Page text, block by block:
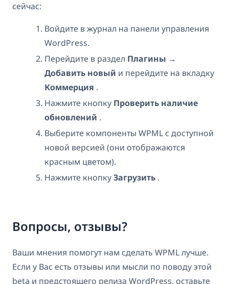
сейчас:
Войдите в журнал на панели управления
WordPress.
Перейдите в раздел Плагины →
Добавить новый и перейдите на вкладку
Коммерция .
Нажмите кнопку Проверить наличие
обновлений .
Выберите компоненты WPML с доступной
новой версией (они отображаются
красным цветом).
Нажмите кнопкуЗагрузить .
Вопросы, отзывы?
Ваши мнения помогут нам сделать WPML лучше.
Если у Вас есть отзывы или мысли по поводу этой
beta и предстоящего релиза WordPress, оставьте